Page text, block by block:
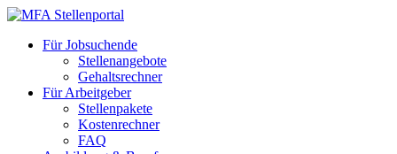
Für Jobsuchende
Stellenangebote
Gehaltsrechner
Für Arbeitgeber
Stellenpakete
Kostenrechner
FAQ